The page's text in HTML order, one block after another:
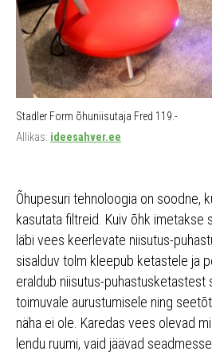
Stadler Form õhuniisutaja Fred 119.-
Allikas: ideesahver.ee
Õhupesuri tehnoloogia on soodne,
kasutata filtreid. Kuiv õhk imetakse
läbi vees keerlevate niisutus-
sisalduv tolm kleepub ketastele ja
eraldub niisutus-puhastusketastest
toimuvale aurustumisele ning
näha ei ole. Karedas vees olevad
lendu ruumi, vaid jäävad seadmesse.